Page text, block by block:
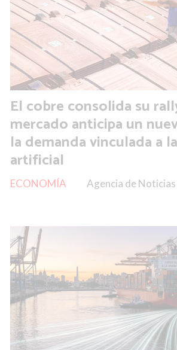
El cobre consolida su
mercado anticipa un
la demanda vinculada a
artificial
Agencia de
ECONOMÍA